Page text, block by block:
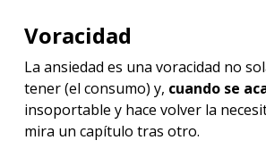
Voracidad
La ansiedad es una voracidad no
tener (el consumo) y, cuando se
insoportable y hace volver la
mira un capítulo tras otro.